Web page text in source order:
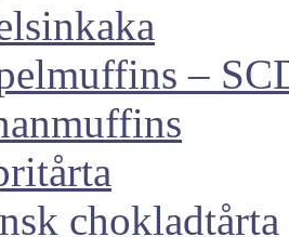
–
chokladtårta